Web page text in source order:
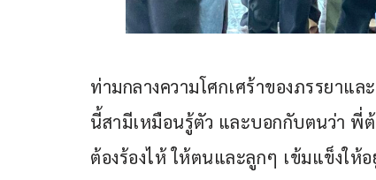
ท่ามกลางความโศกเศร้าของภรรยาแ
นี้สามีเหมือนรู้ตัว และบอกกับตนว่า พี่ต้
ต้องร้องไห้ ให้ตนและลูกๆ เข้มแข็งใ